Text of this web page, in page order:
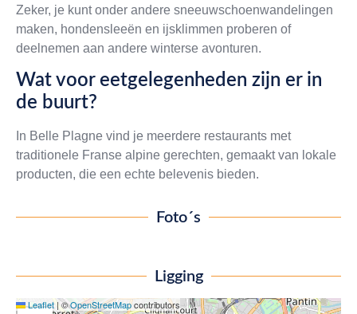
Zeker, je kunt onder andere sneeuwschoenwandelingen
maken, hondensleeën en ijsklimmen proberen of
deelnemen aan andere winterse avonturen.
Wat voor eetgelegenheden zijn er in
de buurt?
In Belle Plagne vind je meerdere restaurants met
traditionele Franse alpine gerechten, gemaakt van lokale
producten, die een echte belevenis bieden.
Foto´s
Ligging
Leaflet |©OpenStreetMapcontributors